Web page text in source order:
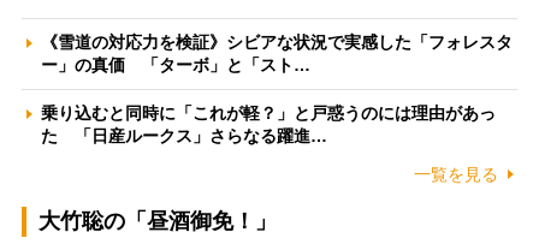
《雪道の対応力を検証》シビアな状況で実感した「フォレスタ
ー」の真価 「ターボ」と「スト…
乗り込むと同時に「これが軽？」と戸惑うのには理由があっ
た 「日産ルークス」さらなる躍進…
一覧を見る
大竹聡の「昼酒御免！」